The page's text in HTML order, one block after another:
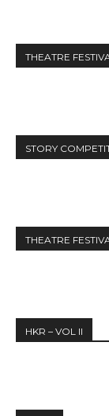
THEATRE
STORY
THEATRE
HKR – VOL II